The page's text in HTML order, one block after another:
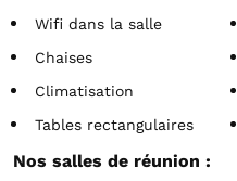
Wifi dans la salle
Chaises
Climatisation
Tables rectangulaires
Nos salles de réunion :